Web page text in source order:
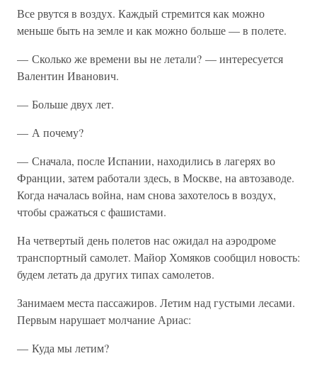
Все рвутся в воздух. Каждый стремится как можно
меньше быть на земле и как можно больше — в полете.
— Сколько же времени вы не летали? — интересуется
Валентин Иванович.
— Больше двух лет.
— А почему?
— Сначала, после Испании, находились в лагерях во
Франции, затем работали здесь, в Москве, на автозаводе.
Когда началась война, нам снова захотелось в воздух,
чтобы сражаться с фашистами.
На четвертый день полетов нас ожидал на аэродроме
транспортный самолет. Майор Хомяков сообщил новость:
будем летать да других типах самолетов.
Занимаем места пассажиров. Летим над густыми лесами.
Первым нарушает молчание Ариас:
— Куда мы летим?